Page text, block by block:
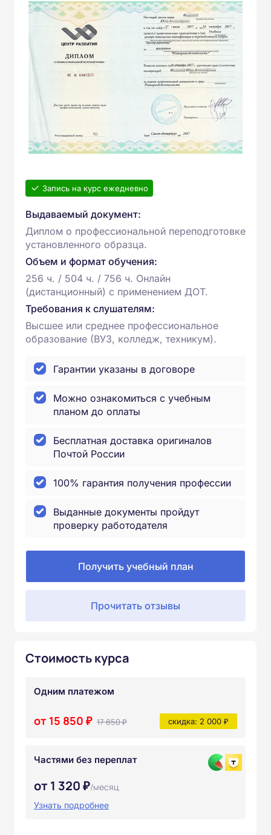
Запись на курс ежедневно
Выдаваемый документ:
Диплом о профессиональной переподготовке
установленного образца.
Объем и формат обучения:
256 ч. / 504 ч. / 756 ч. Онлайн
(дистанционный) с применением ДОТ.
Требования к слушателям:
Высшее или среднее профессиональное
образование (ВУЗ, колледж, техникум).
Гарантии указаны в договоре
Можно ознакомиться с учебным
планом до оплаты
Бесплатная доставка оригиналов
Почтой России
100% гарантия получения профессии
Выданные документы пройдут
проверку работодателя
Получить учебный план
Прочитать отзывы
Стоимость курса
Одним платежом
от 15 850 ₽ 17 850 ₽ скидка: 2 000 ₽
Частями без переплат
от 1 320 ₽/месяц
Узнать подробнее